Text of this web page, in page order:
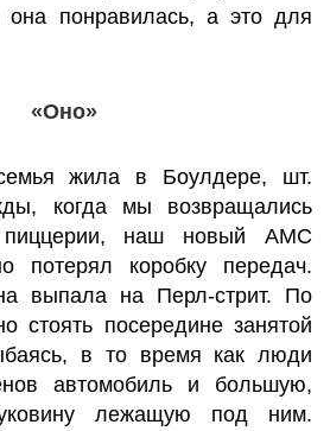
она понравилась, а это для
«Оно»
жила в Боулдере, шт.
когда мы возвращались
наш новый AMC
потерял коробку передач.
выпала на Перл-стрит. По
стоять посередине занятой
в то время как люди
автомобиль и большую,
лежащую под ним.